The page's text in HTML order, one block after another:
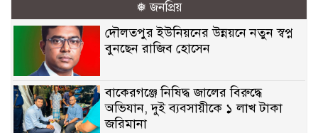
❅ জনপ্রিয়
দৌলতপুর ইউনিয়নের উন্নয়নে নতুন স্বপ্ন
বুনছেন রাজিব হোসেন
বাকেরগঞ্জে নিষিদ্ধ জালের বিরুদ্ধে
অভিযান, দুই ব্যবসায়ীকে ১ লাখ টাকা
জরিমানা